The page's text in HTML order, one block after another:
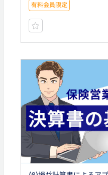
有料会員限定